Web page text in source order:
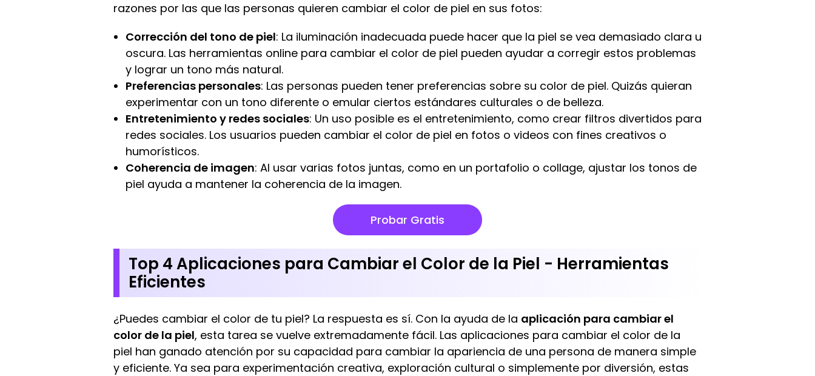
razones por las que las personas quieren cambiar el color de piel en sus fotos:
Corrección del tono de piel: La iluminación inadecuada puede hacer que la piel se vea demasiado clara u
oscura. Las herramientas online para cambiar el color de piel pueden ayudar a corregir estos problemas
y lograr un tono más natural.
Preferencias personales: Las personas pueden tener preferencias sobre su color de piel. Quizás quieran
experimentar con un tono diferente o emular ciertos estándares culturales o de belleza.
Entretenimiento y redes sociales: Un uso posible es el entretenimiento, como crear filtros divertidos para
redes sociales. Los usuarios pueden cambiar el color de piel en fotos o videos con fines creativos o
humorísticos.
Coherencia de imagen: Al usar varias fotos juntas, como en un portafolio o collage, ajustar los tonos de
piel ayuda a mantener la coherencia de la imagen.
Probar Gratis
Top 4 Aplicaciones para Cambiar el Color de la Piel - Herramientas
Eficientes
¿Puedes cambiar el color de tu piel? La respuesta es sí. Con la ayuda de la aplicación para cambiar el
color de la piel, esta tarea se vuelve extremadamente fácil. Las aplicaciones para cambiar el color de la
piel han ganado atención por su capacidad para cambiar la apariencia de una persona de manera simple
y eficiente. Ya sea para experimentación creativa, exploración cultural o simplemente por diversión, estas